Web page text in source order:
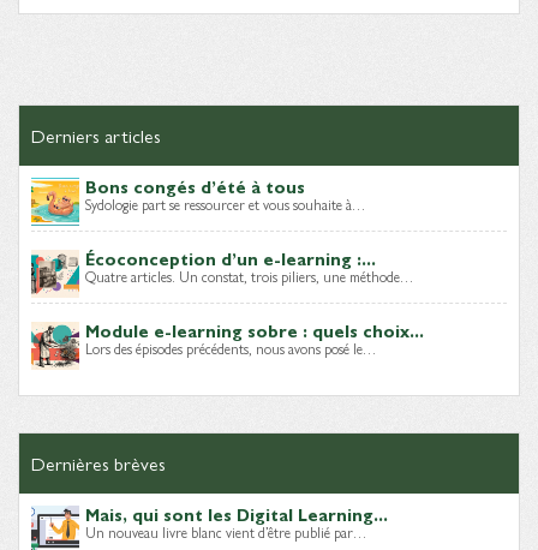
Derniers articles
Bons congés d’été à tous
Sydologie part se ressourcer et vous souhaite à…
Écoconception d’un e-learning :...
Quatre articles. Un constat, trois piliers, une méthode…
Module e-learning sobre : quels choix...
Lors des épisodes précédents, nous avons posé le…
Dernières brèves
Mais, qui sont les Digital Learning...
Un nouveau livre blanc vient d’être publié par…